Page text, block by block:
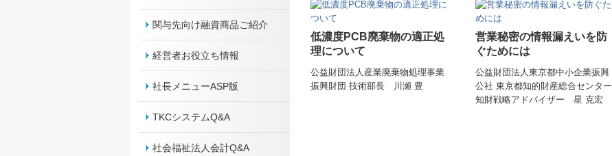
関与先向け融資商品ご紹介
経営者お役立ち情報
社長メニューASP版
TKCシステムQ&A
社会福祉法人会計Q&A
低濃度PCB廃棄物の適正処
理について
公益財団法人産業廃棄物処理事業
振興財団 技術部長 川瀬 豊
営業秘密の情報漏えいを防
ぐためには
公益財団法人東京都中小企業振興
公社 東京都知的財産総合センター
知財戦略アドバイザー 星 克宏